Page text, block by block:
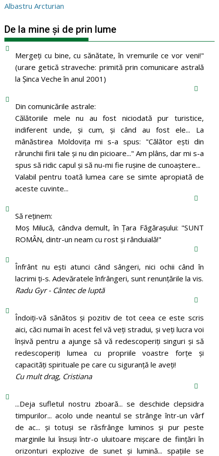
Albastru Arcturian
De la mine și de prin lume
Mergeţi cu bine, cu sănătate, în vremurile ce vor veni!"
(urare getică straveche: primită prin comunicare astrală
la Şinca Veche în anul 2001)
Din comunicările astrale:
Călătoriile mele nu au fost niciodată pur turistice,
indiferent unde, și cum, și când au fost ele... La
mânăstirea Moldoviţa mi s-a spus: "Călător eşti din
rărunchii firii tale şi nu din picioare..." Am plâns, dar mi s-a
spus să ridic capul şi să nu-mi fie ruşine de cunoaştere...
Valabil pentru toată lumea care se simte apropiată de
aceste cuvinte...
Să reținem:
Moș Milucă, cândva demult, în Ţara Făgăraşului: "SUNT
ROMÂN, dintr-un neam cu rost şi rânduială!"
Înfrânt nu ești atunci când sângeri, nici ochii când în
lacrimi ți-s. Adevăratele înfrângeri, sunt renunțările la vis.
Radu Gyr - Cântec de luptă
Îndoiți-vă sănătos și pozitiv de tot ceea ce este scris
aici, căci numai în acest fel vă veți stradui, și veți lucra voi
înșivă pentru a ajunge să vă redescoperiți singuri și să
redescoperiți lumea cu propriile voastre forțe și
capacități spirituale pe care cu siguranță le aveți!
Cu mult drag, Cristiana
...Deja sufletul nostru zboară... se deschide clepsidra
timpurilor... acolo unde neantul se strânge într-un vârf
de ac... și totuși se răsfrânge luminos și pur peste
marginile lui însuși într-o uluitoare mișcare de ființări în
orizonturi explozive de sunet și lumină... spațiile se